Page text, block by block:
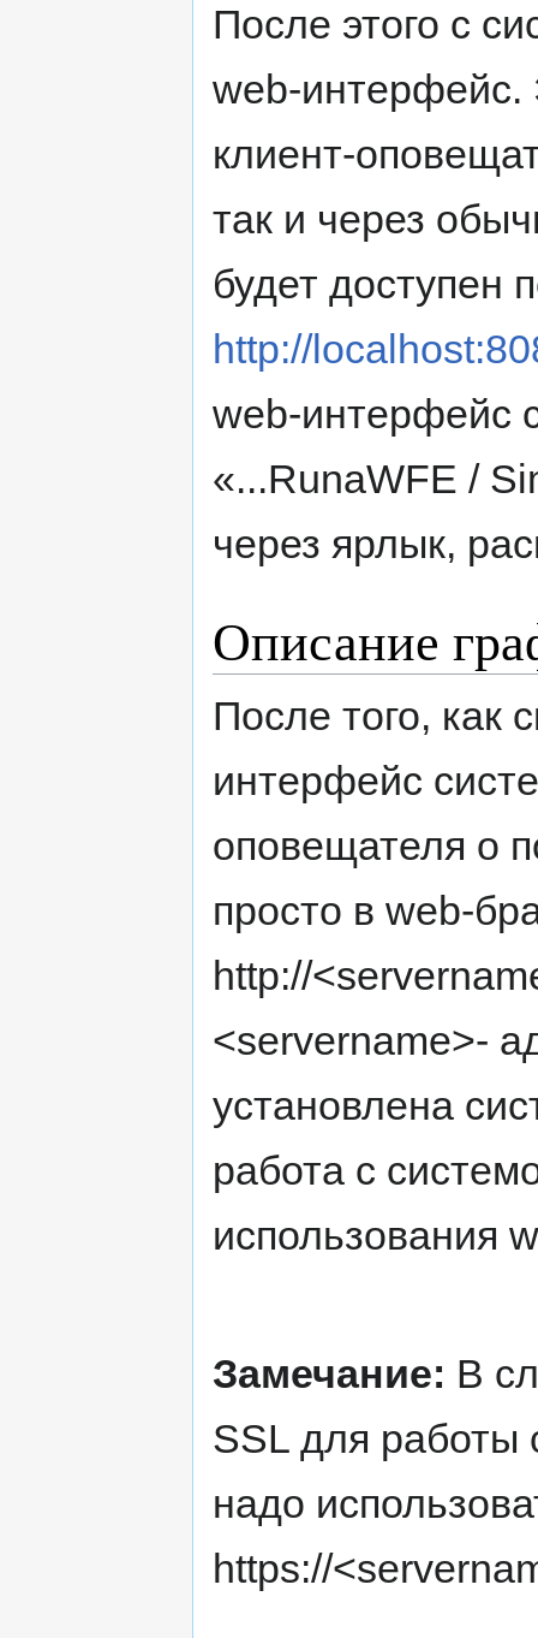
После этого с
web-интерфейс.
клиент-
так и через
будет доступен
http://
web-интерфейс
«...RunaWFE /
через ярлык,
Описание
После того, как
интерфейс
оповещателя о
просто в web-
http://
<servername>-
установлена
работа с
использования
Замечание: В
SSL для работы
надо
https://